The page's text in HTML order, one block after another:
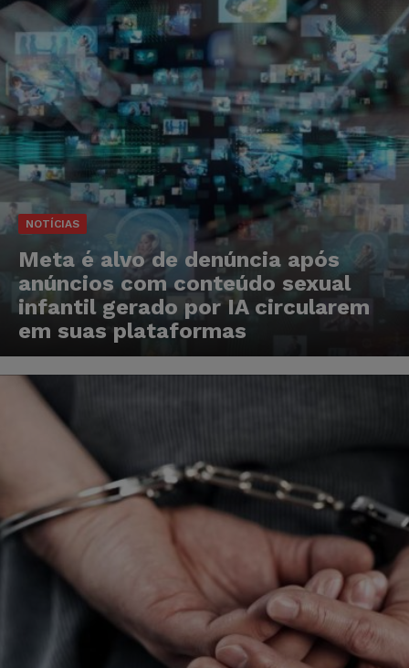
NOTÍCIAS
Meta é alvo de denúncia após
anúncios com conteúdo sexual
infantil gerado por IA circularem
em suas plataformas